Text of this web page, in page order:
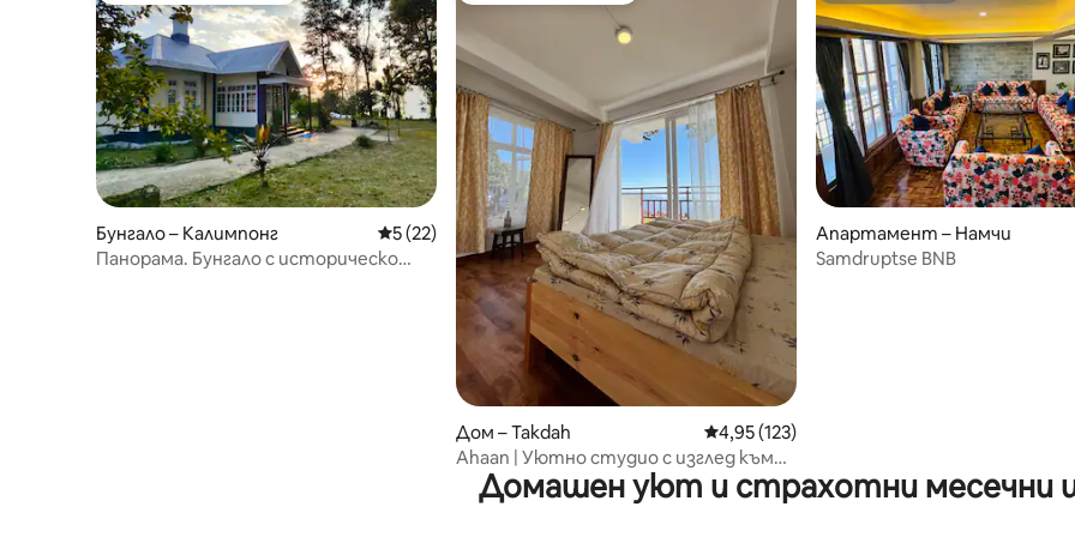
Бунгало – Калимпонг Средна оценка: 5 от 5, 22 отзива
5 (22)
Панорама. Бунгало с историческо
Дом – Takdah Средна оценка: 4,95 от 5, 123 отзива
4,95 (123)
Ahaan | Уютно студио с изглед към
долината и балкон
Апартамент – Намчи
Samdruptse BNB
Домашен уют и страхотни месечни